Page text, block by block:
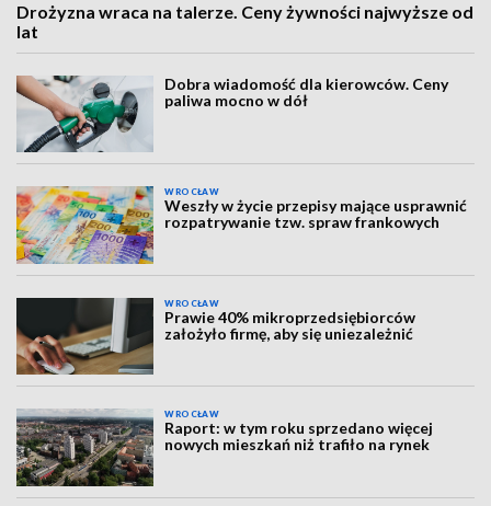
Drożyzna wraca na talerze. Ceny żywności najwyższe od
lat
Dobra wiadomość dla kierowców. Ceny
paliwa mocno w dół
WROCŁAW
Weszły w życie przepisy mające usprawnić
rozpatrywanie tzw. spraw frankowych
WROCŁAW
Prawie 40% mikroprzedsiębiorców
założyło firmę, aby się uniezależnić
WROCŁAW
Raport: w tym roku sprzedano więcej
nowych mieszkań niż trafiło na rynek